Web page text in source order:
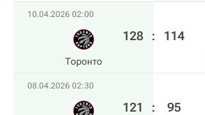
10.04.2026 02:00
Торонто
128 : 114
08.04.2026 02:30
121 : 95